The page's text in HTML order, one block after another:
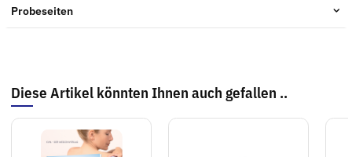
Probeseiten
Diese Artikel könnten Ihnen auch gefallen ..